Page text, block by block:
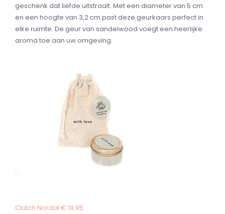
geschenk dat liefde uitstraalt. Met een diameter van 5 cm
en een hoogte van 3,2 cm past deze geurkaars perfect in
elke ruimte. De geur van sandelwood voegt een heerlijke
aroma toe aan uw omgeving.
Clutch Nordal € 19,95